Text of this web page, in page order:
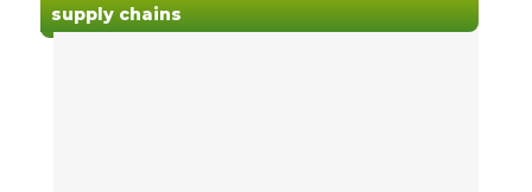
supply chains